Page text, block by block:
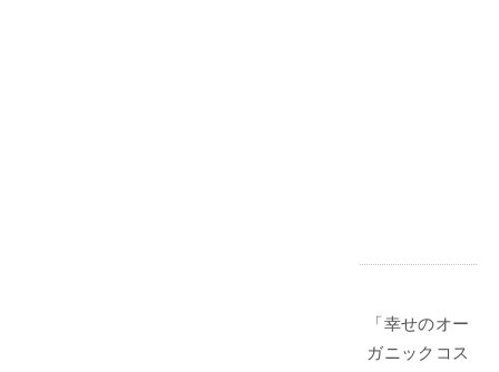
「幸せのオー
ガニックコス